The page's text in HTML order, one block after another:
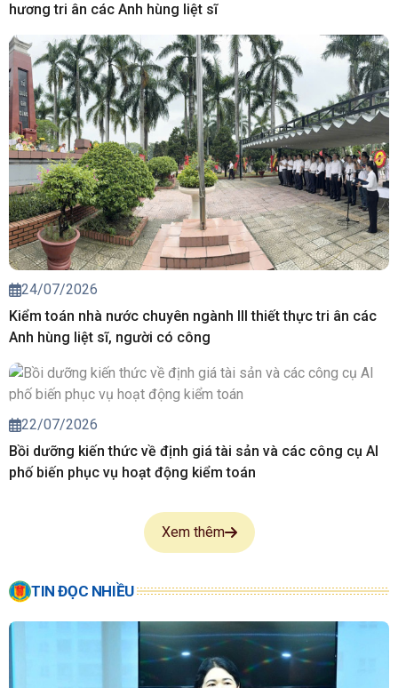
hương tri ân các Anh hùng liệt sĩ
24/07/2026
Kiểm toán nhà nước chuyên ngành III thiết thực tri ân các
Anh hùng liệt sĩ, người có công
22/07/2026
Bồi dưỡng kiến thức về định giá tài sản và các công cụ AI
phố biến phục vụ hoạt động kiểm toán
Xem thêm
TIN ĐỌC NHIỀU